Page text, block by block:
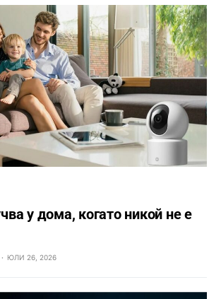
у дома, когато никой не е
ЮЛИ 26, 2026